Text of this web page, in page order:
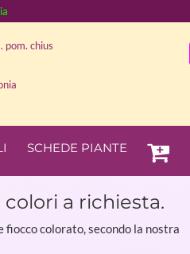
chius
SCHEDE PIANTE
a richiesta.
fiocco colorato, secondo la nostra